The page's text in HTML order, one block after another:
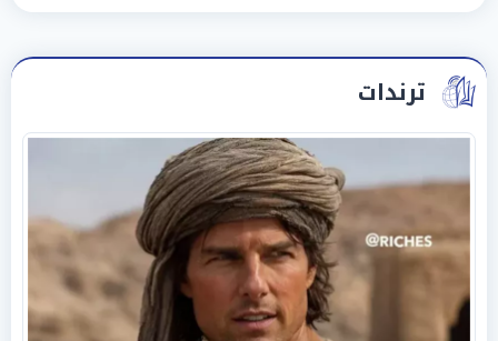
ترندات